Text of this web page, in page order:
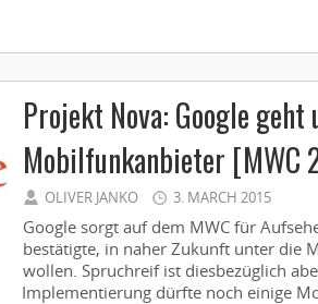
Projekt Nova: Google
Mobilfunkanbieter [MWC
OLIVER JANKO 3. MARCH 2015
Google sorgt auf dem MWC für
bestätigte, in naher Zukunft unter die
wollen. Spruchreif ist diesbezüglich
Implementierung dürfte noch einige